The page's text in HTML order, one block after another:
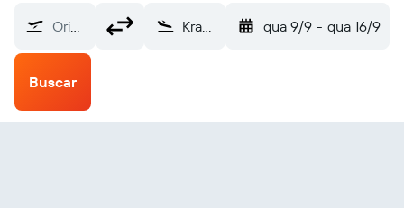
Origem Kramfors (KRF) qua 9/9 - qua 16/9
Buscar